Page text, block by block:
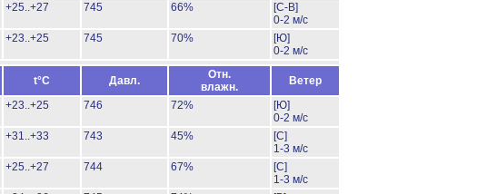
+25..+27 745 66%
[С-В]
0-2 м/с
+23..+25 745 70%
[Ю]
0-2 м/с
t°C Давл.
Отн.
влажн.
Ветер
+23..+25 746 72%
[Ю]
0-2 м/с
+31..+33 743 45%
[С]
1-3 м/с
+25..+27 744 67%
[С]
1-3 м/с